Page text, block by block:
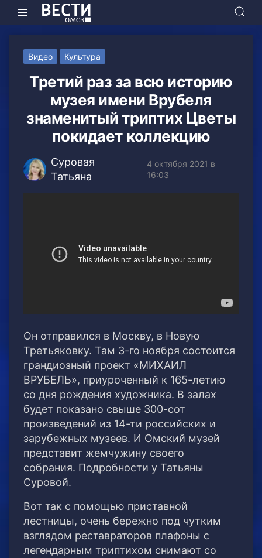
Видео Культура
Третий раз за всю историю
музея имени Врубеля
знаменитый триптих Цветы
покидает коллекцию
Суровая
Татьяна
4 октября 2021 в
16:03
Он отправился в Москву, в Новую
Третьяковку. Там 3-го ноября состоится
грандиозный проект «МИХАИЛ
ВРУБЕЛЬ», приуроченный к 165-летию
со дня рождения художника. В залах
будет показано свыше 300-сот
произведений из 14-ти российских и
зарубежных музеев. И Омский музей
представит жемчужину своего
собрания. Подробности у Татьяны
Суровой.
Вот так с помощью приставной
лестницы, очень бережно под чутким
взглядом реставраторов плафоны с
легендарным триптихом снимают со